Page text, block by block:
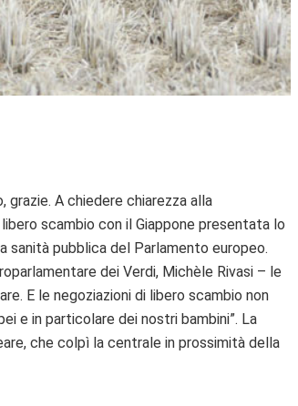
grazie. A chiedere chiarezza alla
scambio con il Giappone presentata lo
sanità pubblica del Parlamento europeo.
dei Verdi, Michèle Rivasi – le
E le negoziazioni di libero scambio non
e in particolare dei nostri bambini”. La
che colpì la centrale in prossimità della